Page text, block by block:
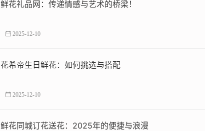
鲜花礼品网：传递情感与艺术的桥梁！
2025-12-10
花希帝生日鲜花：如何挑选与搭配
2025-12-10
鲜花同城订花送花：2025年的便捷与浪漫